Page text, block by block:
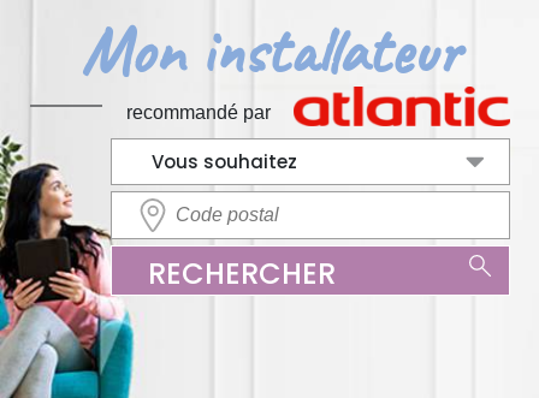
Mon installateur
recommandé par
Vous souhaitez
RECHERCHER